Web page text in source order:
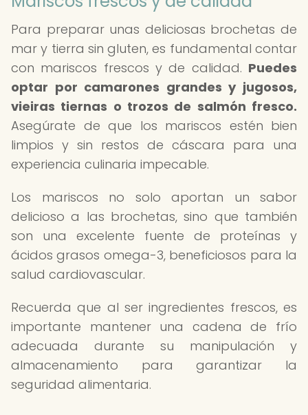
Para preparar unas deliciosas brochetas de
mar y tierra sin gluten, es fundamental contar
con mariscos frescos y de calidad. Puedes
optar por camarones grandes y jugosos,
vieiras tiernas o trozos de salmón fresco.
Asegúrate de que los mariscos estén bien
limpios y sin restos de cáscara para una
experiencia culinaria impecable.
Los mariscos no solo aportan un sabor
delicioso a las brochetas, sino que también
son una excelente fuente de proteínas y
ácidos grasos omega-3, beneficiosos para la
salud cardiovascular.
Recuerda que al ser ingredientes frescos, es
importante mantener una cadena de frío
adecuada durante su manipulación y
almacenamiento para garantizar la
seguridad alimentaria.